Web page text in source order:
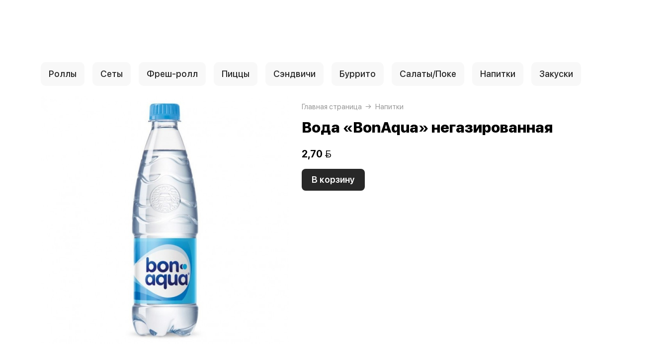
Роллы Сеты Фреш-ролл Пиццы Сэндвичи Буррито Салаты/Поке Напитки Закуски
Главная страница Напитки
Вода «BonAqua» негазированная
2,70 
В корзину